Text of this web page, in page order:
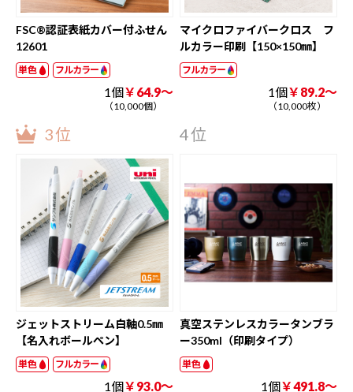
FSC®認証表紙カバー付ふせん
12601
単色 フルカラー
1個￥64.9～
（10,000個）
マイクロファイバークロス フ
ルカラー印刷【150×150㎜】
フルカラー
1個￥89.2～
（10,000枚）
3位
ジェットストリーム白軸0.5㎜
【名入れボールペン】
単色 フルカラー
1個￥93.0～
4位
真空ステンレスカラータンブラ
ー350ml（印刷タイプ）
単色
1個￥491.8～